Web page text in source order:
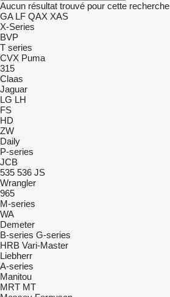
Aucun résultat trouvé pour cette recherche
GA LF QAX XAS
X-Series
BVP
T series
CVX Puma
315
Claas
Jaguar
LG LH
FS
HD
ZW
Daily
P-series
JCB
535 536 JS
Wrangler
965
M-series
WA
Demeter
B-series G-series
HRB Vari-Master
Liebherr
A-series
Manitou
MRT MT